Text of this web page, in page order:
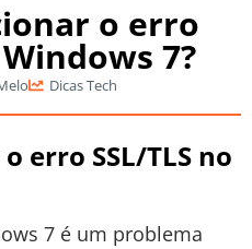
o erro
7?
Dicas Tech
erro SSL/TLS no
7 é um problema